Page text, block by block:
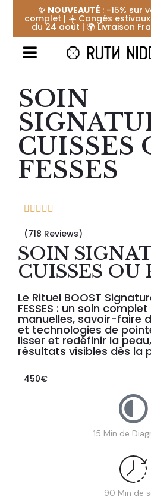
✨ NOUVEAUTÉ : -15% sur
complet | ☀️ Congés
du 24 août | 🌍 Livraison
SOIN
CUISSES
FESSES
(718 Reviews)
SOIN
CUISSES OU
Le Rituel BOOST
FESSES : un soin
manuelles, savoir-faire
et technologies de
lisser et redéfinir la
résultats visibles dès la
450€
15 Min de
90 Min de